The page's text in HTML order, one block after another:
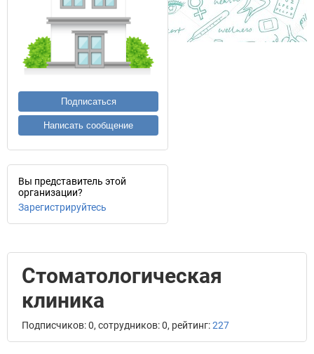
Подписаться
Написать сообщение
Вы представитель этой
организации?
Зарегистрируйтесь
Стоматологическая
клиника
Подписчиков: 0, сотрудников: 0, рейтинг:227